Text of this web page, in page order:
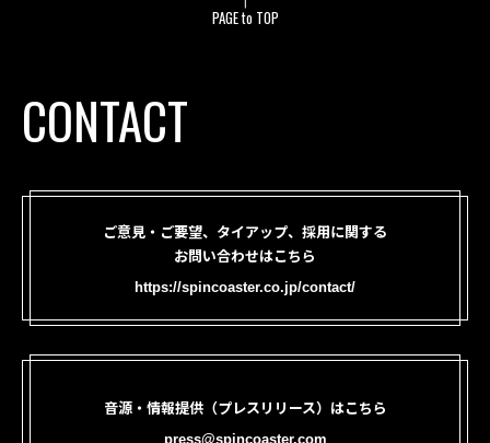
PAGE to TOP
CONTACT
ご意見・ご要望、タイアップ、採用に関する
お問い合わせはこちら
https://spincoaster.co.jp/contact/
音源・情報提供（プレスリリース）はこちら
press@spincoaster.com